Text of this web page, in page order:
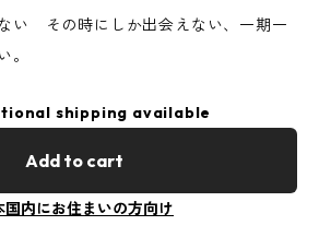
い その時にしか出会えない、一期一
。
shipping available
Add to cart
国内にお住まいの方向け